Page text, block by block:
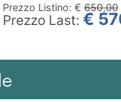
Prezzo Listino: € 650,00
Prezzo Last: €